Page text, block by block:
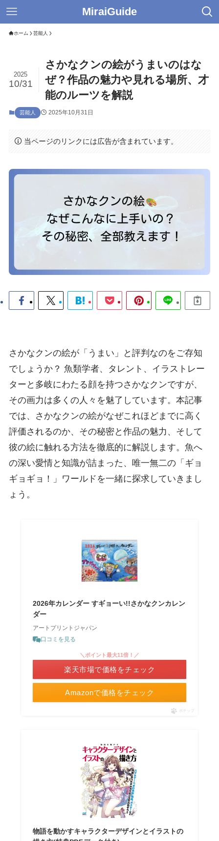
MiraiGuide
ホーム 芸能人
さかなクンの絵がうまいのはな
ぜ？作品の魅力や見れる場所、才
能のルーツを解説
2025
10/31
芸能人 2025年10月31日
当ページのリンクには広告が含まれています。
さかなクンの絵が「うまい」と評判なのをご存知
でしょうか？ 魚類学者、タレント、イラストレー
ターと多岐にわたる顔を持つさかなクンですが、
その画力は多くの人々を魅了しています。本記事
では、さかなクンの絵がなぜこれほどまでに高く
評価されるのか、その秘密と作品の魅力、そして
彼の絵に触れる方法を徹底的に解説します。魚へ
の深い愛情と知識が詰まった、唯一無二の「ギョ
ギョギョ！」ワールドを一緒に探求していきまし
ょう。
2026年カレンダー すギョーい!!さかなクンカレン
ダー
アートプリントジャパン
口コミを見る
Amazonで価格をチェック
＼ポイント最大11倍！／
楽天市場で価格をチェック
ポチップ
物語を動かすキャラクターデザインとイラストの